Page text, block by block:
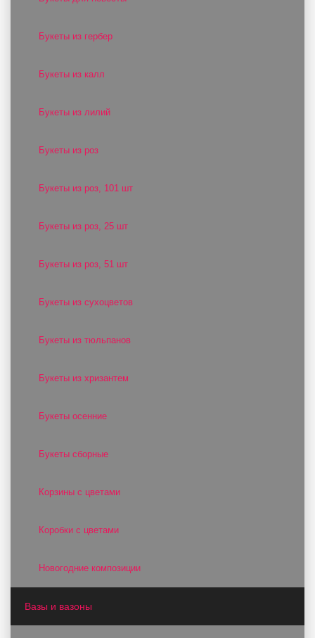
Букеты из гербер
Букеты из калл
Букеты из лилий
Букеты из роз
Букеты из роз, 101 шт
Букеты из роз, 25 шт
Букеты из роз, 51 шт
Букеты из сухоцветов
Букеты из тюльпанов
Букеты из хризантем
Букеты осенние
Букеты сборные
Корзины с цветами
Коробки с цветами
Новогодние композиции
Вазы и вазоны